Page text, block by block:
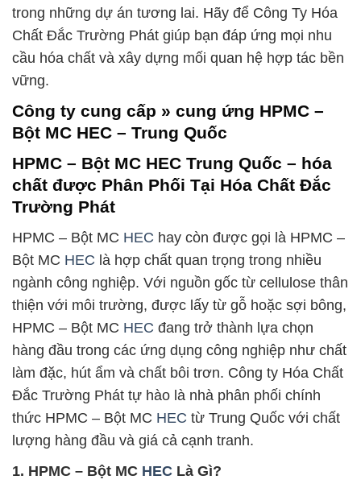
trong những dự án tương lai. Hãy để Công Ty Hóa
Chất Đắc Trường Phát giúp bạn đáp ứng mọi nhu
cầu hóa chất và xây dựng mối quan hệ hợp tác bền
vững.
Công ty cung cấp » cung ứng HPMC –
Bột MC HEC – Trung Quốc
HPMC – Bột MC HEC Trung Quốc – hóa
chất được Phân Phối Tại Hóa Chất Đắc
Trường Phát
HPMC – Bột MC HEC hay còn được gọi là HPMC –
Bột MC HEC là hợp chất quan trọng trong nhiều
ngành công nghiệp. Với nguồn gốc từ cellulose thân
thiện với môi trường, được lấy từ gỗ hoặc sợi bông,
HPMC – Bột MC HEC đang trở thành lựa chọn
hàng đầu trong các ứng dụng công nghiệp như chất
làm đặc, hút ẩm và chất bôi trơn. Công ty Hóa Chất
Đắc Trường Phát tự hào là nhà phân phối chính
thức HPMC – Bột MC HEC từ Trung Quốc với chất
lượng hàng đầu và giá cả cạnh tranh.
1. HPMC – Bột MC HEC Là Gì?